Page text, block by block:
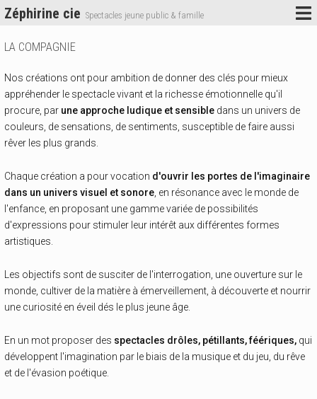
Zéphirine cie Spectacles jeune public & famille
LA COMPAGNIE
Nos créations ont pour ambition de donner des clés pour mieux
appréhender le spectacle vivant et la richesse émotionnelle qu'il
procure, par une approche ludique et sensible dans un univers de
couleurs, de sensations, de sentiments, susceptible de faire aussi
rêver les plus grands.
Chaque création a pour vocation d'ouvrir les portes de l'imaginaire
dans un univers visuel et sonore , en résonance avec le monde de
l'enfance, en proposant une gamme variée de possibilités
d'expressions pour stimuler leur intérêt aux différentes formes
artistiques.
Les objectifs sont de susciter de l'interrogation, une ouverture sur le
monde, cultiver de la matière à émerveillement, à découverte et nourrir
une curiosité en éveil dés le plus jeune âge.
En un mot proposer des spectacles drôles, pétillants, féériques, qui
développent l'imagination par le biais de la musique et du jeu, du rêve
et de l'évasion poétique.